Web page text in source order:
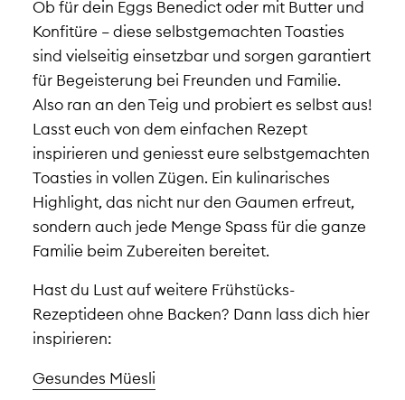
Ob für dein Eggs Benedict oder mit Butter und
Konfitüre – diese selbstgemachten Toasties
sind vielseitig einsetzbar und sorgen garantiert
für Begeisterung bei Freunden und Familie.
Also ran an den Teig und probiert es selbst aus!
Lasst euch von dem einfachen Rezept
inspirieren und geniesst eure selbstgemachten
Toasties in vollen Zügen. Ein kulinarisches
Highlight, das nicht nur den Gaumen erfreut,
sondern auch jede Menge Spass für die ganze
Familie beim Zubereiten bereitet.
Hast du Lust auf weitere Frühstücks-
Rezeptideen ohne Backen? Dann lass dich hier
inspirieren:
Gesundes Müesli